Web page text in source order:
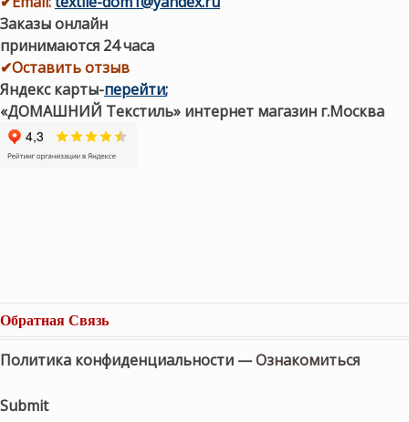
Заказы онлайн
принимаются 24 часа
✔Оставить отзыв
Яндекс карты-перейти;
«ДОМАШНИЙ Текстиль» интернет магазин г.Москва
Обратная Связь
Политика конфиденциальности —Ознакомиться
Submit